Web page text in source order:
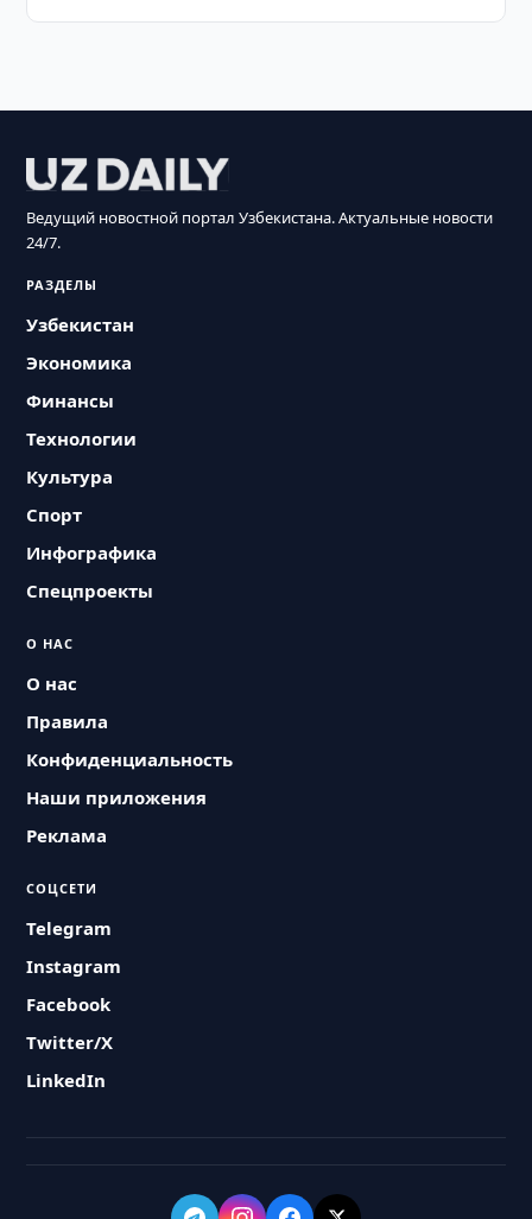
Ведущий новостной портал Узбекистана. Актуальные новости
24/7.
РАЗДЕЛЫ
Узбекистан
Экономика
Финансы
Технологии
Культура
Спорт
Инфографика
Спецпроекты
О НАС
О нас
Правила
Конфиденциальность
Наши приложения
Реклама
СОЦСЕТИ
Telegram
Instagram
Facebook
Twitter/X
LinkedIn